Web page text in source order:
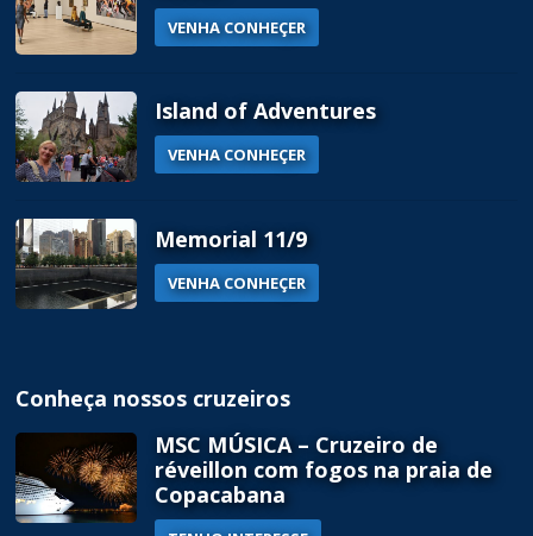
VENHA CONHEÇER
Island of Adventures
VENHA CONHEÇER
Memorial 11/9
VENHA CONHEÇER
Conheça nossos cruzeiros
MSC MÚSICA – Cruzeiro de
réveillon com fogos na praia de
Copacabana